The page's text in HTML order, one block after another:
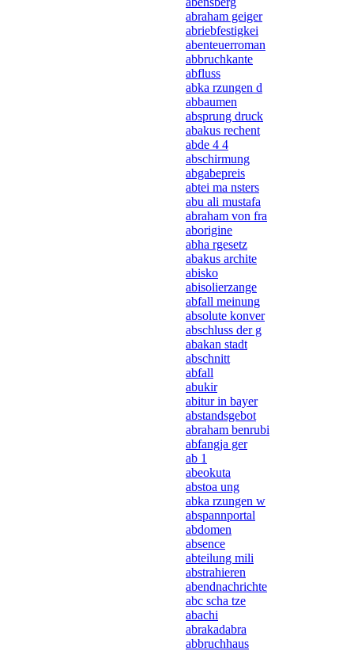
abraham geiger
abriebfestigkei
abenteuerroman
abbruchkante
abfluss
abka rzungen d
abbaumen
absprung druck
abakus rechent
abde 4 4
abschirmung
abgabepreis
abtei ma nsters
abu ali mustafa
abraham von fra
aborigine
abha rgesetz
abakus archite
abisko
abisolierzange
abfall meinung
absolute konver
abschluss der g
abakan stadt
abschnitt
abfall
abukir
abitur in bayer
abstandsgebot
abraham benrubi
abfangja ger
ab 1
abeokuta
abstoa ung
abka rzungen w
abspannportal
abdomen
absence
abteilung mili
abstrahieren
abendnachrichte
abc scha tze
abachi
abrakadabra
abbruchhaus